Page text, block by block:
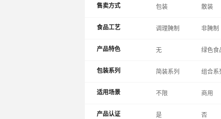
售卖方式 包装 散装
食品工艺 调理腌制 非腌制
产品特色 无 绿色食
包装系列 简装系列 组合系
适用场景 不限 商用
产品认证 是 否